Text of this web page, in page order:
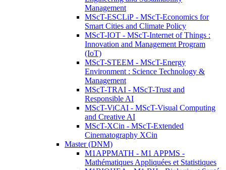
Management
MScT-ESCLiP - MScT-Economics for
Smart Cities and Climate Policy
MScT-IOT - MScT-Internet of Things :
Innovation and Management Program
(IoT)
MScT-STEEM - MScT-Energy
Environment : Science Technology &
Management
MScT-TRAI - MScT-Trust and
Responsible AI
MScT-ViCAI - MScT-Visual Computing
and Creative AI
MScT-XCin - MScT-Extended
Cinematography XCin
Master (DNM)
M1APPMATH - M1 APPMS -
Mathématiques Appliquées et Statistiques